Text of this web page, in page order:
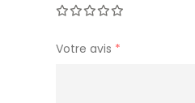
Votre avis *